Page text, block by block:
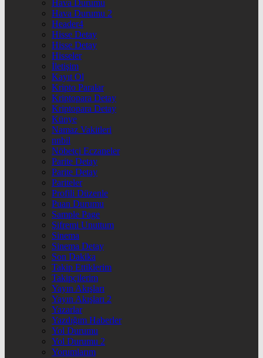
Hava Durumu
Hava Durumu 2
Header4
Hisse Detay
Hisse Detay
Hisseler
İletişim
Kayıt Ol
Kripto Paralar
Kriptopara Detay
Kriptopara Detay
Künye
Namaz Vakitleri
nnbil
Nöbetçi Eczaneler
Parite Detay
Parite Detay
Pariteler
Profili Düzenle
Puan Durumu
Sample Page
Şifremi Unuttum
Sinema
Sinema Detay
Son Dakika
Takip Ettiklerim
Takipçilerim
Yayın Akışları
Yayın Akışları 2
Yazarlar
Yazdığım Haberler
Yol Durumu
Yol Durumu 2
Yorumlarım